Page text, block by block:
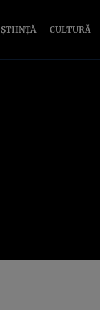
ȘTIINȚĂ CULTURĂ